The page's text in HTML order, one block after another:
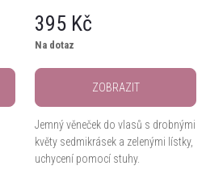
395 Kč
Na dotaz
ZOBRAZIT
Jemný věneček do vlasů s drobnými
květy sedmikrásek a zelenými lístky,
uchycení pomocí stuhy.